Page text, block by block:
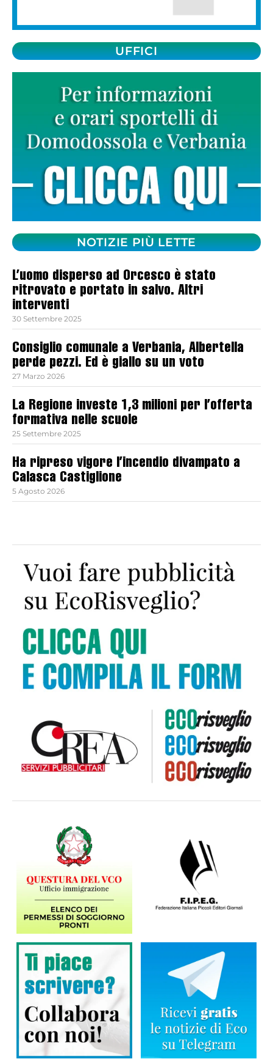
UFFICI
NOTIZIE PIÙ LETTE
L’uomo disperso ad Orcesco è stato
ritrovato e portato in salvo. Altri
interventi
30 Settembre 2025
Consiglio comunale a Verbania, Albertella
perde pezzi. Ed è giallo su un voto
27 Marzo 2026
La Regione investe 1,3 milioni per l’offerta
formativa nelle scuole
25 Settembre 2025
Ha ripreso vigore l’incendio divampato a
Calasca Castiglione
5 Agosto 2026